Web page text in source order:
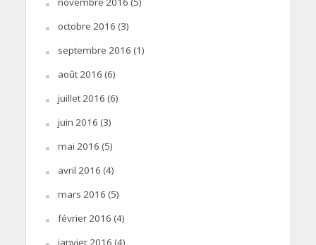
octobre 2016 (3)
septembre 2016 (1)
août 2016 (6)
juillet 2016 (6)
juin 2016 (3)
mai 2016 (5)
avril 2016 (4)
mars 2016 (5)
février 2016 (4)
janvier 2016 (4)